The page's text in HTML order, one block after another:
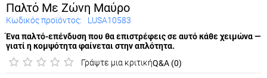
Παλτό Με Ζώνη Μαύρο
Κωδικός προϊόντος:
LUSA10583
Ένα παλτό-επένδυση που θα επιστρέφεις σε αυτό κάθε
χειμώνα — γιατί η κομψότητα φαίνεται στην απλότητα.
Γράψτε μια κριτικήQ&A (0)